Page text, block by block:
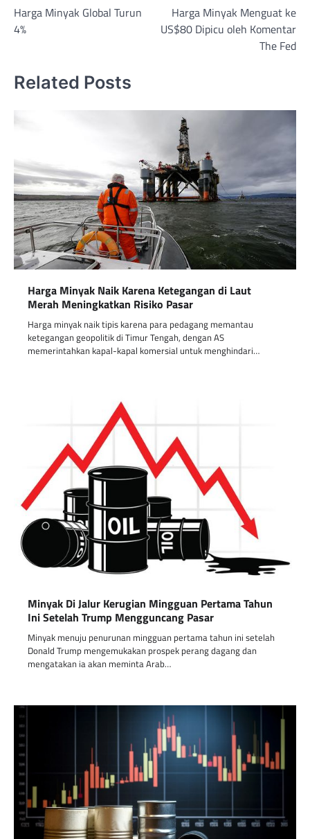
navigation
Harga Minyak Global Turun
4%
Harga Minyak Menguat ke
US$80 Dipicu oleh Komentar
The Fed
Related Posts
Harga Minyak Naik Karena Ketegangan di Laut
Merah Meningkatkan Risiko Pasar
Harga minyak naik tipis karena para pedagang memantau
ketegangan geopolitik di Timur Tengah, dengan AS
memerintahkan kapal-kapal komersial untuk menghindari…
Minyak Di Jalur Kerugian Mingguan Pertama Tahun
Ini Setelah Trump Mengguncang Pasar
Minyak menuju penurunan mingguan pertama tahun ini setelah
Donald Trump mengemukakan prospek perang dagang dan
mengatakan ia akan meminta Arab…